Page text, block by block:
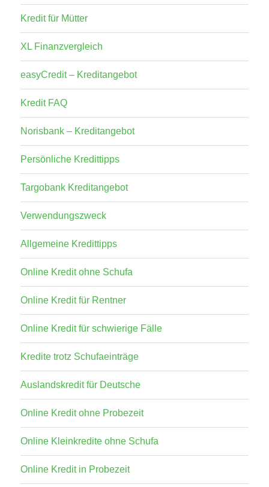
Kredit für Mütter
XL Finanzvergleich
easyCredit – Kreditangebot
Kredit FAQ
Norisbank – Kreditangebot
Persönliche Kredittipps
Targobank Kreditangebot
Verwendungszweck
Allgemeine Kredittipps
Online Kredit ohne Schufa
Online Kredit für Rentner
Online Kredit für schwierige Fälle
Kredite trotz Schufaeinträge
Auslandskredit für Deutsche
Online Kredit ohne Probezeit
Online Kleinkredite ohne Schufa
Online Kredit in Probezeit